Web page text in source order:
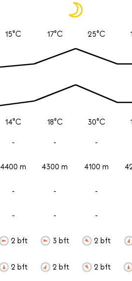
15°C
14°C
-
4400 m
-
-
2 bft
2 bft
17°C
18°C
-
4300 m
-
-
3 bft
2 bft
25°C
30°C
-
4100 m
-
-
2 bft
2 bft